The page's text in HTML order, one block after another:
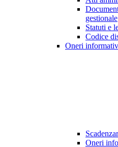
gestionale
Statuti e
Codice
Oneri
Oneri